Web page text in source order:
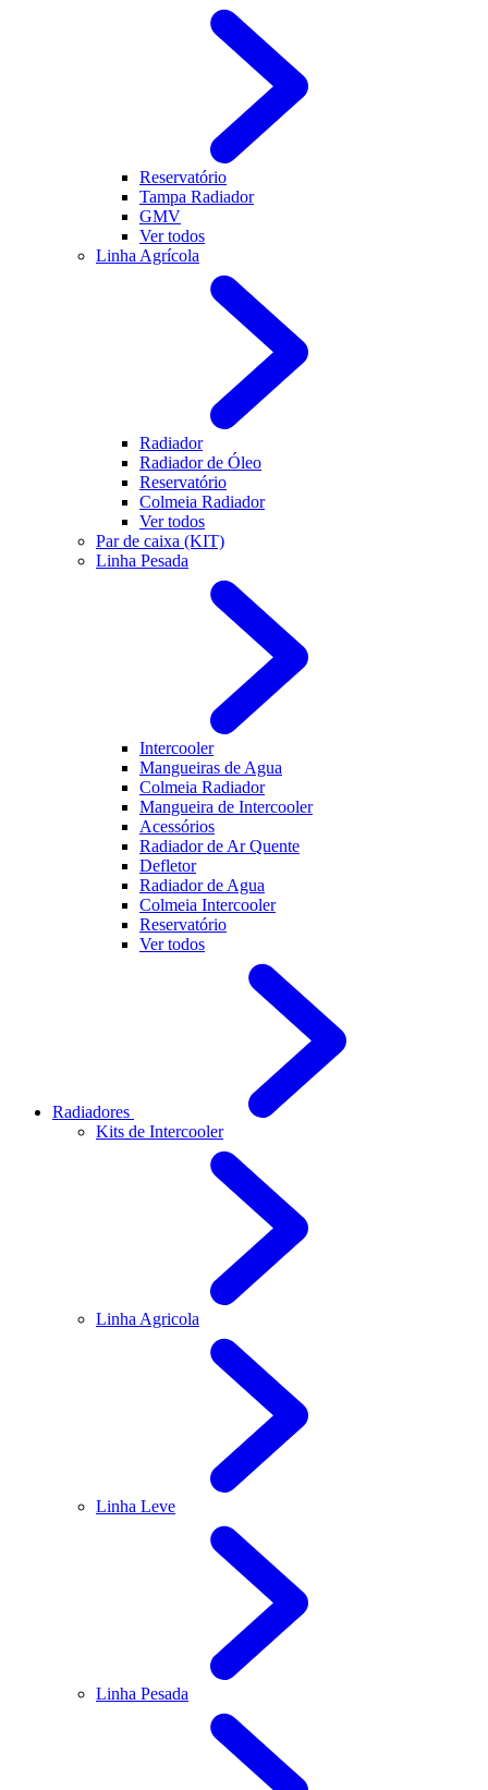
Reservatório
Tampa Radiador
GMV
Ver todos
Linha Agrícola
Radiador
Radiador de Óleo
Reservatório
Colmeia Radiador
Ver todos
Par de caixa (KIT)
Linha Pesada
Intercooler
Mangueiras de Agua
Colmeia Radiador
Mangueira de Intercooler
Acessórios
Radiador de Ar Quente
Defletor
Radiador de Agua
Colmeia Intercooler
Reservatório
Ver todos
Radiadores
Kits de Intercooler
Linha Agricola
Linha Leve
Linha Pesada